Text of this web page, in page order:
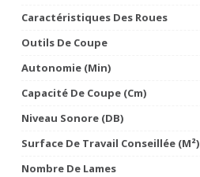
Caractéristiques Des Roues
Outils De Coupe
Autonomie (min)
Capacité De Coupe (cm)
Niveau Sonore (dB)
Surface De Travail Conseillée (m²)
Nombre De Lames